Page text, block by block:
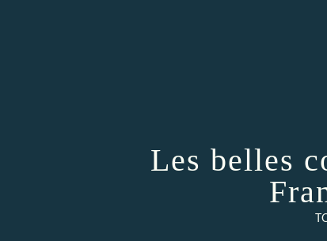
Les belles